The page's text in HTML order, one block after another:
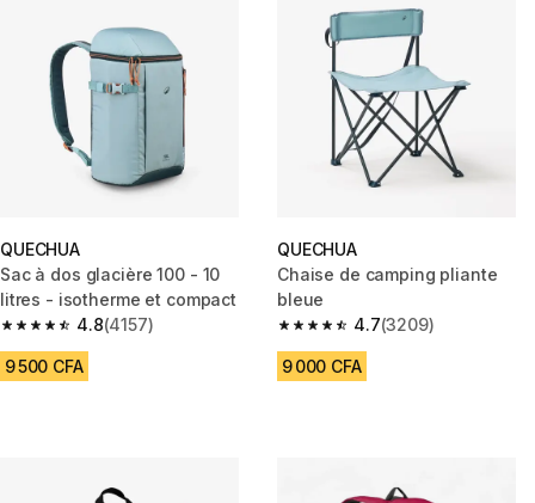
QUECHUA
Sac à dos glacière 100 - 10
litres - isotherme et compact
4.8
4.8 out of 5 stars from 4157 reviews
(4157)
9 500 CFA
QUECHUA
Chaise de camping pliante
bleue
4.7
4.7 out of 5 stars from 3209
(3209)
9 000 CFA